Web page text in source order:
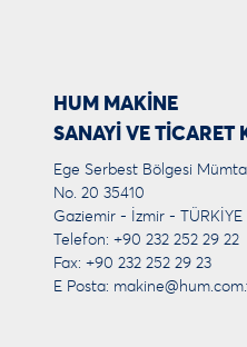
HUM MAKİNE
SANAYİ VE TİCARET
Ege Serbest Bölgesi
No. 20 35410
Gaziemir - İzmir - TÜRKİYE
Telefon: +90 232 252 29 22
Fax: +90 232 252 29 23
E Posta: